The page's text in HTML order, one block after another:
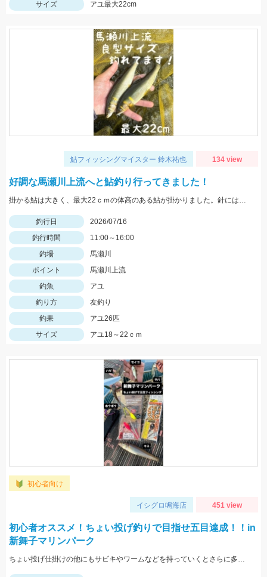
サイズ
アユ最大22cm
鮎フィッシングマイスター 鈴木祐也 134 view
好調な馬瀬川上流へと鮎釣り行ってきました！
掛かる鮎は大きく、最大22ｃｍの体高のある鮎が掛かりました。針にはオーナー秀尖7.0号を使用。
釣行日
2026/07/16
釣行時間
11:00～16:00
釣場
馬瀬川
ポイント
馬瀬川上流
釣魚
アユ
釣り方
友釣り
釣果
アユ26匹
サイズ
アユ18～22ｃｍ
初心者向け
イシグロ鳴海店 451 view
初心者オススメ！ちょい投げ釣りで目指せ五目達成！！in
新舞子マリンパーク
ちょい投げ仕掛けの他にもサビキやワームなどを持っていくとさらに多くの魚が釣れるかも！？